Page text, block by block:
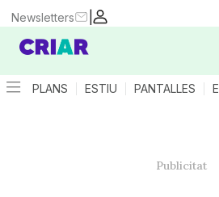
|
Newsletters
PLANS ESTIU PANTALLES